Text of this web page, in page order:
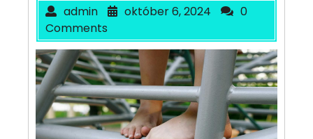
admin október 6, 2024
0
Comments